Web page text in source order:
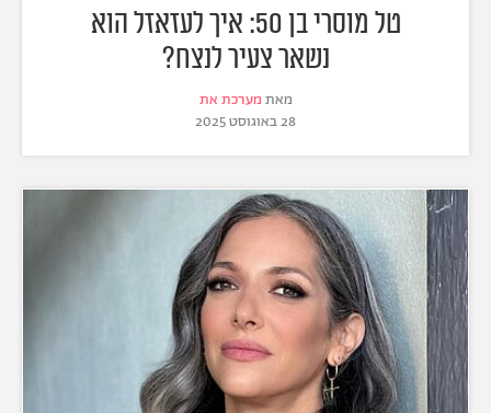
טל מוסרי בן 50: איך לעזאזל הוא
נשאר צעיר לנצח?
מאת מערכת את
28 באוגוסט 2025